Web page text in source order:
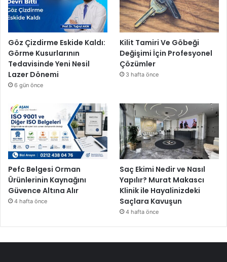
Göz Çizdirme Eskide Kaldı:
Görme Kusurlarının
Tedavisinde Yeni Nesil
Lazer Dönemi
6 gün önce
Kilit Tamiri Ve Göbeği
Değişimi İçin Profesyonel
Çözümler
3 hafta önce
Pefc Belgesi Orman
Ürünlerinin Kaynağını
Güvence Altına Alır
4 hafta önce
Saç Ekimi Nedir ve Nasıl
Yapılır? Murat Makascı
Klinik ile Hayalinizdeki
Saçlara Kavuşun
4 hafta önce